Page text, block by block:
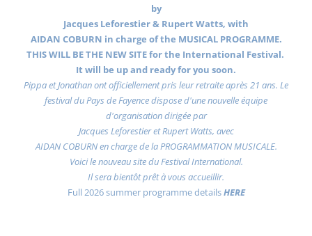
by
Jacques Leforestier & Rupert Watts, with
AIDAN COBURN in charge of the MUSICAL PROGRAMME.
THIS WILL BE THE NEW SITE for the International Festival.
It will be up and ready for you soon.
Pippa et Jonathan ont officiellement pris leur retraite après 21 ans. Le
festival du Pays de Fayence dispose d'une nouvelle équipe
d'organisation dirigée par
Jacques Leforestier et Rupert Watts, avec
AIDAN COBURN en charge de la PROGRAMMATION MUSICALE.
Voici le nouveau site du Festival International.
Il sera bientôt prêt à vous accueillir.
Full 2026 summer programme detailsHERE